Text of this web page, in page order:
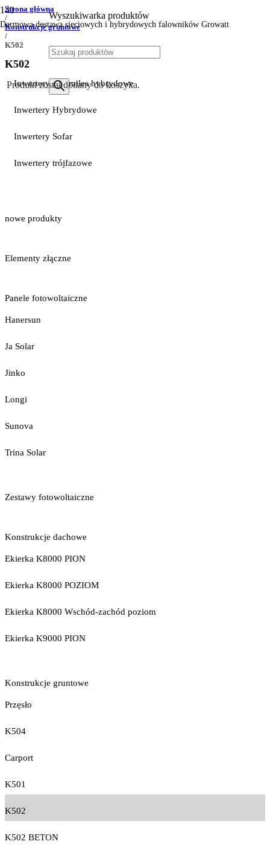
Darmowa dostawa sieciowych i hybrydowych falowników Growatt
Wyszukiwarka produktów
Produktzostał dodany do koszyka.
Strona główna
/
Konstrukcje gruntowe
/
K502
K502
Inwertery Hoymiles hybrydowe
Inwertery Hybrydowe
Inwertery Sofar
Inwertery trójfazowe
nowe produkty
Elementy złączne
Panele fotowoltaiczne
Hanersun
Ja Solar
Jinko
Longi
Sunova
Trina Solar
Zestawy fotowoltaiczne
Konstrukcje dachowe
Ekierka K8000 PION
Ekierka K8000 POZIOM
Ekierka K8000 Wschód-zachód poziom
Ekierka K9000 PION
Konstrukcje gruntowe
Przęsło
K504
Carport
K501
K502
K502 BETON